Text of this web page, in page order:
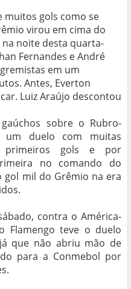
muitos gols como se
virou em cima do
na noite desta quarta-
Fernandes e André
em um
Antes, Everton
Luiz Araújo descontou
sobre o Rubro-
um duelo com muitas
primeiros gols e por
no comando do
gol mil do Grêmio na era
contra o América-
Flamengo teve o duelo
que não abriu mão de
para a Conmebol por